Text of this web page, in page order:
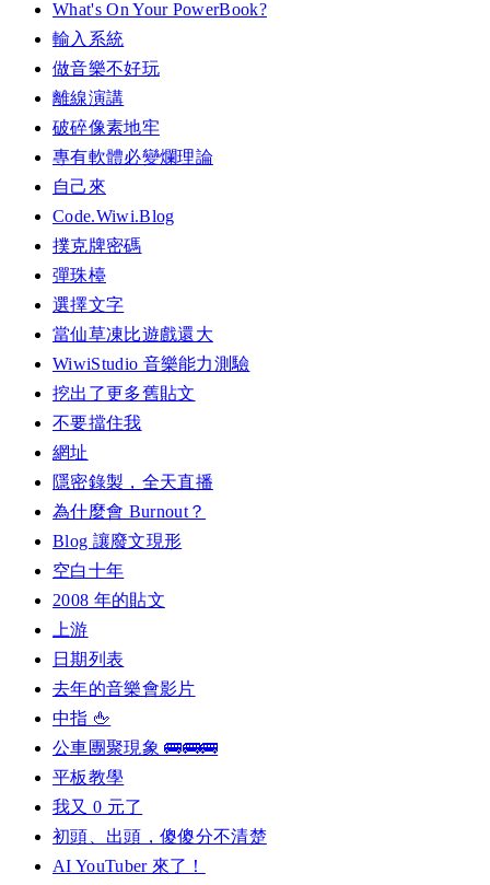
What's On Your PowerBook?
輸入系統
做音樂不好玩
離線演講
破碎像素地牢
專有軟體必變爛理論
自己來
Code.Wiwi.Blog
撲克牌密碼
彈珠檯
選擇文字
當仙草凍比遊戲還大
WiwiStudio 音樂能力測驗
挖出了更多舊貼文
不要擋住我
網址
隱密錄製，全天直播
為什麼會 Burnout？
Blog 讓廢文現形
空白十年
2008 年的貼文
上游
日期列表
去年的音樂會影片
中指 🖕
公車團聚現象 🚌🚌🚌
平板教學
我又 0 元了
初頭、出頭，傻傻分不清楚
AI YouTuber 來了！